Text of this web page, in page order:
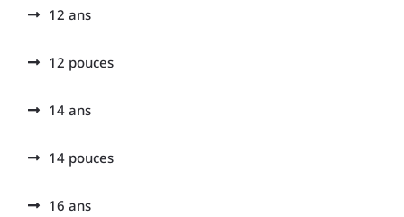
12 ans
12 pouces
14 ans
14 pouces
16 ans